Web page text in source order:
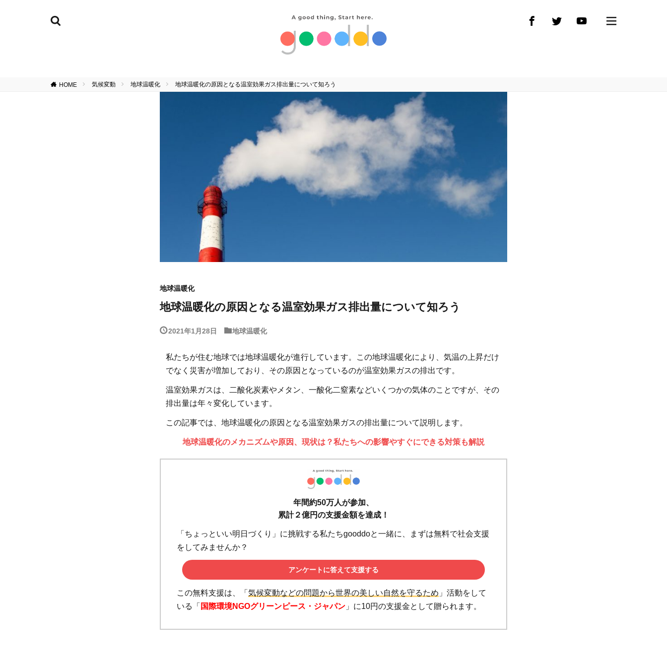
HOME 気候変動 地球温暖化 地球温暖化の原因となる温室効果ガス排出量について知ろう
地球温暖化
地球温暖化の原因となる温室効果ガス排出量について知ろう
2021年1月28日 地球温暖化
私たちが住む地球では地球温暖化が進行しています。この地球温暖化により、気温の上昇だけ
でなく災害が増加しており、その原因となっているのが温室効果ガスの排出です。
温室効果ガスは、二酸化炭素やメタン、一酸化二窒素などいくつかの気体のことですが、その
排出量は年々変化しています。
この記事では、地球温暖化の原因となる温室効果ガスの排出量について説明します。
地球温暖化のメカニズムや原因、現状は？私たちへの影響やすぐにできる対策も解説
年間約50万人が参加、
累計２億円の支援金額を達成！
「ちょっといい明日づくり」に挑戦する私たちgooddoと一緒に、まずは無料で社会支援
をしてみませんか？
アンケートに答えて支援する
この無料支援は、「 気候変動などの問題から世界の美しい自然を守るため 」活動をして
いる「 国際環境NGOグリーンピース・ジャパン 」に10円の支援金として贈られます。